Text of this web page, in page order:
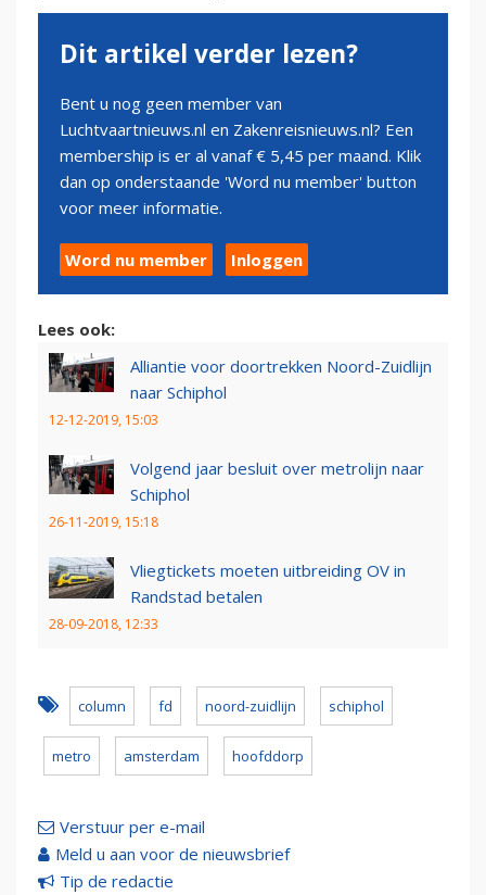
Dit artikel verder lezen?
Bent u nog geen member van
Luchtvaartnieuws.nl en Zakenreisnieuws.nl? Een
membership is er al vanaf € 5,45 per maand. Klik
dan op onderstaande 'Word nu member' button
voor meer informatie.
Word nu member Inloggen
Lees ook:
Alliantie voor doortrekken Noord-Zuidlijn
naar Schiphol
12-12-2019, 15:03
Volgend jaar besluit over metrolijn naar
Schiphol
26-11-2019, 15:18
Vliegtickets moeten uitbreiding OV in
Randstad betalen
28-09-2018, 12:33
column fd noord-zuidlijn schiphol
metro amsterdam hoofddorp
Verstuur per e-mail
Meld u aan voor de nieuwsbrief
Tip de redactie